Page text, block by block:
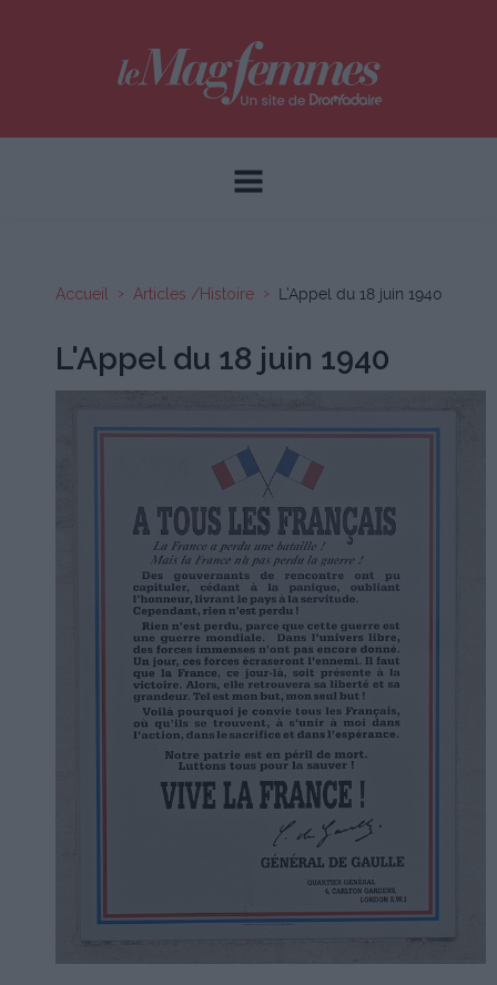
Accueil Articles /Histoire L'Appel du 18 juin 1940
L'Appel du 18 juin 1940